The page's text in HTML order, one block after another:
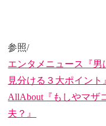
参照/
エンタメニュース『
見分ける３大ポイント
AllAbout『もしやマザ
夫？』